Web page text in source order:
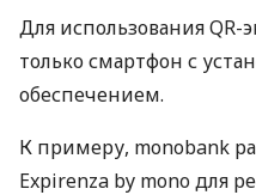
Для использования QR-
только смартфон с
обеспечением.
К примеру, monobank
Expirenza by mono для